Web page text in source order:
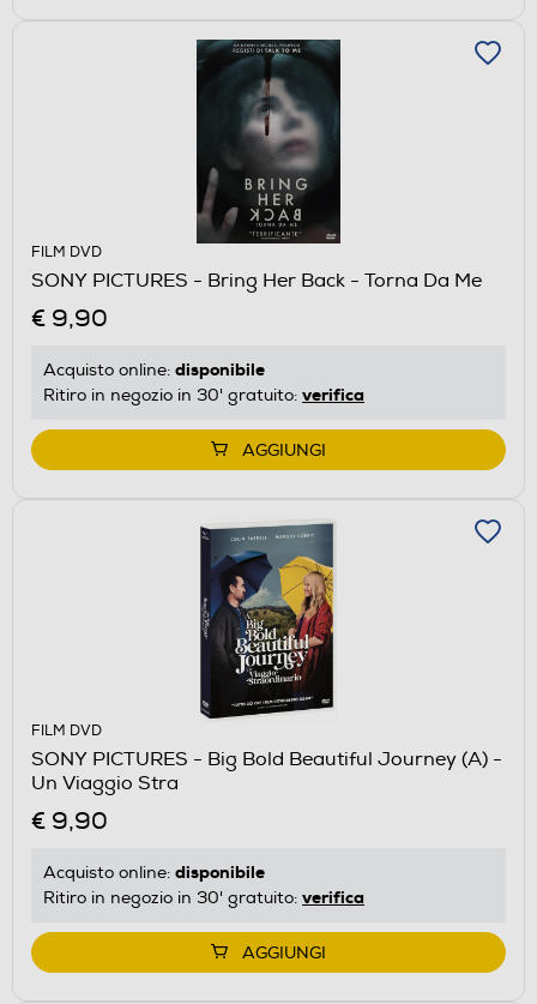
FILM DVD
SONY PICTURES - Bring Her Back - Torna Da Me
€ 9,90
Acquisto online: disponibile
Ritiro in negozio in 30' gratuito: verifica
AGGIUNGI
FILM DVD
SONY PICTURES - Big Bold Beautiful Journey (A) -
Un Viaggio Stra
€ 9,90
Acquisto online: disponibile
Ritiro in negozio in 30' gratuito: verifica
AGGIUNGI